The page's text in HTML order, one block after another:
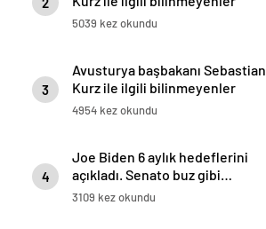
5039 kez okundu
3
Avusturya başbakanı Sebastian
Kurz ile ilgili bilinmeyenler
4954 kez okundu
4
Joe Biden 6 aylık hedeflerini
açıkladı. Senato buz gibi…
3109 kez okundu